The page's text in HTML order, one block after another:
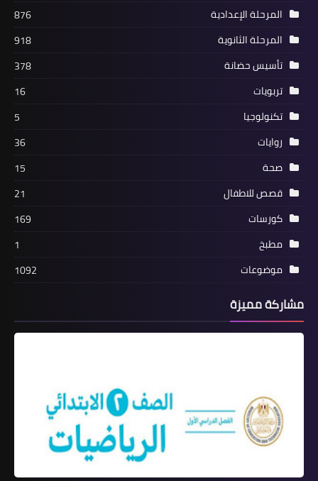
المرحلة الإعدادية
876
المرحلة الثانوية
918
تأسيس حضانة
378
تربويات
16
تكنولوجيا
5
روايات
36
صحة
15
قصص للاطفال
21
كورسات
169
مطبخ
1
موضوعات
1092
مشاركة مميزة